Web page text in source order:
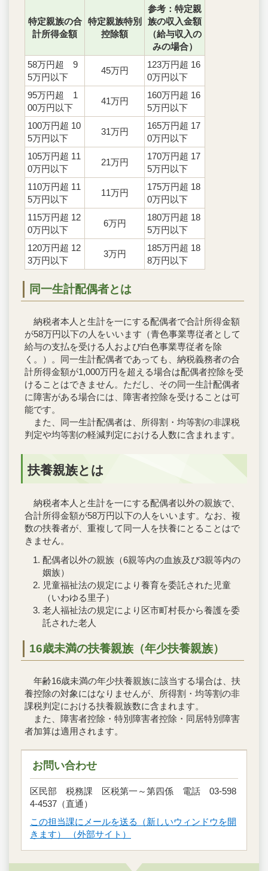
特定親族の合
計所得金額
特定親族特別
控除額
参考：特定親
族の収入金額
（給与収入の
みの場合）
58万円超 9
5万円以下
45万円
123万円超 16
0万円以下
95万円超 1
00万円以下
41万円
160万円超 16
5万円以下
100万円超 10
5万円以下
31万円
165万円超 17
0万円以下
105万円超 11
0万円以下
21万円
170万円超 17
5万円以下
110万円超 11
5万円以下
11万円
175万円超 18
0万円以下
115万円超 12
0万円以下
6万円
180万円超 18
5万円以下
120万円超 12
3万円以下
3万円
185万円超 18
8万円以下
同一生計配偶者とは
納税者本人と生計を一にする配偶者で合計所得金額
が58万円以下の人をいいます（青色事業専従者として
給与の支払を受ける人および白色事業専従者を除
く。）。同一生計配偶者であっても、納税義務者の合
計所得金額が1,000万円を超える場合は配偶者控除を受
けることはできません。ただし、その同一生計配偶者
に障害がある場合には、障害者控除を受けることは可
能です。
また、同一生計配偶者は、所得割・均等割の非課税
判定や均等割の軽減判定における人数に含まれます。
扶養親族とは
納税者本人と生計を一にする配偶者以外の親族で、
合計所得金額が58万円以下の人をいいます。なお、複
数の扶養者が、重複して同一人を扶養にとることはで
きません。
配偶者以外の親族（6親等内の血族及び3親等内の
姻族）
児童福祉法の規定により養育を委託された児童
（いわゆる里子）
老人福祉法の規定により区市町村長から養護を委
託された老人
16歳未満の扶養親族（年少扶養親族）
年齢16歳未満の年少扶養親族に該当する場合は、扶
養控除の対象にはなりませんが、所得割・均等割の非
課税判定における扶養親族数に含まれます。
また、障害者控除・特別障害者控除・同居特別障害
者加算は適用されます。
お問い合わせ
区民部 税務課 区税第一～第四係 電話 03-598
4-4537（直通）
この担当課にメールを送る（新しいウィンドウを開
きます） （外部サイト）